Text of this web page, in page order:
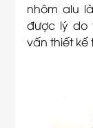
nhôm alu
được lý do
vấn thiết kế